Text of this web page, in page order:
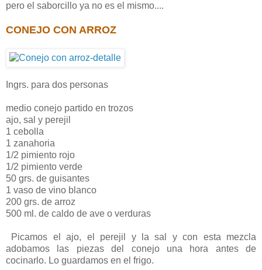
pero el saborcillo ya no es el mismo....
CONEJO CON ARROZ
Ingrs. para dos personas
medio conejo partido en trozos
ajo, sal y perejil
1 cebolla
1 zanahoria
1/2 pimiento rojo
1/2 pimiento verde
50 grs. de guisantes
1 vaso de vino blanco
200 grs. de arroz
500 ml. de caldo de ave o verduras
Picamos el ajo, el perejil y la sal y con esta mezcla
adobamos las piezas del conejo una hora antes de
cocinarlo. Lo guardamos en el frigo.